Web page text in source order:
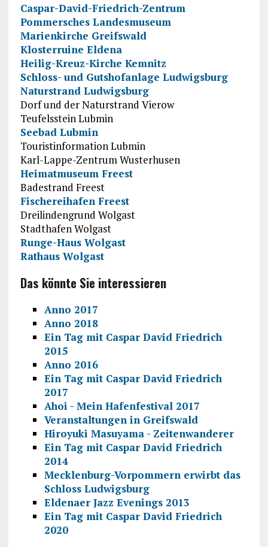
Caspar-David-Friedrich-Zentrum
Pommersches Landesmuseum
Marienkirche Greifswald
Klosterruine Eldena
Heilig-Kreuz-Kirche Kemnitz
Schloss- und Gutshofanlage Ludwigsburg
Naturstrand Ludwigsburg
Dorf und der Naturstrand Vierow
Teufelsstein Lubmin
Seebad Lubmin
Touristinformation Lubmin
Karl-Lappe-Zentrum Wusterhusen
Heimatmuseum Freest
Badestrand Freest
Fischereihafen Freest
Dreilindengrund Wolgast
Stadthafen Wolgast
Runge-Haus Wolgast
Rathaus Wolgast
Das könnte Sie interessieren
Anno 2017
Anno 2018
Ein Tag mit Caspar David Friedrich
2015
Anno 2016
Ein Tag mit Caspar David Friedrich
2017
Ahoi - Mein Hafenfestival 2017
Veranstaltungen in Greifswald
Hiroyuki Masuyama - Zeitenwanderer
Ein Tag mit Caspar David Friedrich
2014
Mecklenburg-Vorpommern erwirbt das
Schloss Ludwigsburg
Eldenaer Jazz Evenings 2013
Ein Tag mit Caspar David Friedrich
2020